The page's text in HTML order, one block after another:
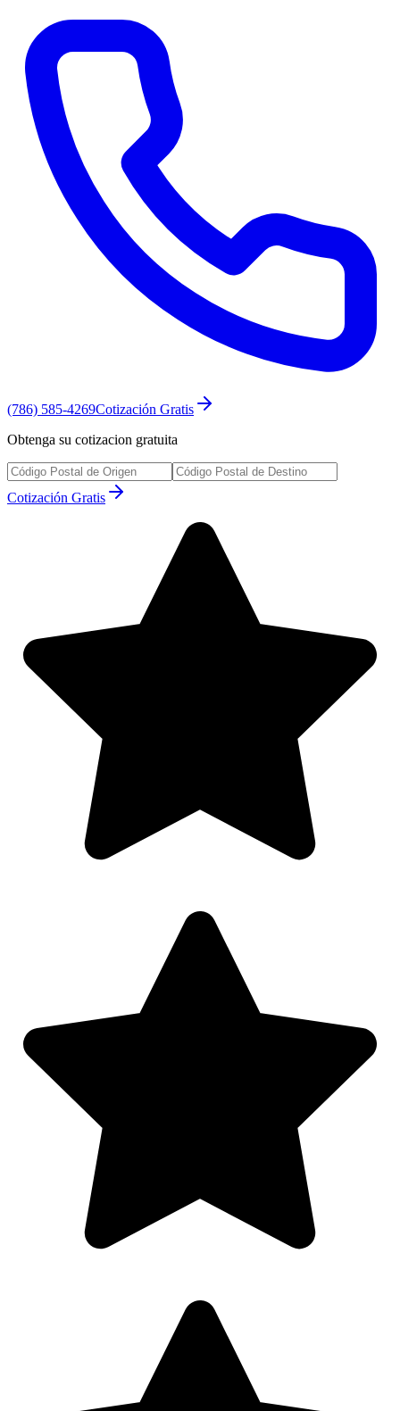
(786) 585-4269Cotización Gratis
Obtenga su cotizacion gratuita
Cotización Gratis